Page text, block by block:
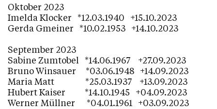
Oktober 2023
Imelda Klocker *12.03.1940 +15.10.2023
Gerda Gmeiner *10.02.1953 +14.10.2023
September 2023
Sabine Zumtobel *14.06.1967 +27.09.2023
Bruno Winsauer *03.06.1948 +14.09.2023
Maria Matt *25.03.1937 +13.09.2023
Hubert Kaiser *14.10.1945 +04.09.2023
Werner Müllner *04.01.1961 +03.09.2023